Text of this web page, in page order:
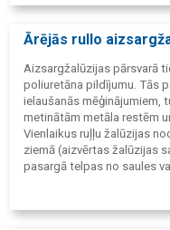
Ārējās rullo
Aizsargžalūzijas pārsvarā
poliuretāna pildījumu. Tās
ielaušanās mēģinājumiem,
metinātām metāla restēm
Vienlaikus ruļļu žalūzijas
ziemā (aizvērtas žalūzijas
pasargā telpas no saules
uzstādīt ne tikai logiem,